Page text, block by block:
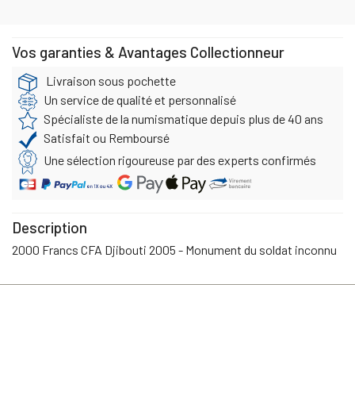
Vos garanties & Avantages Collectionneur
Livraison sous pochette
Un service de qualité et personnalisé
Spécialiste de la numismatique depuis plus de 40 ans
Satisfait ou Remboursé
Une sélection rigoureuse par des experts confirmés
Description
2000 Francs CFA Djibouti 2005 - Monument du soldat inconnu